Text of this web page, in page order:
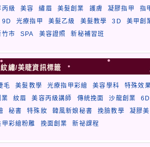
丙級 美容 繡眉 美髮創業 護膚 凝膠指甲
指
9D 光療指甲 美髮乙級 美髮教學 3D
美甲創
竹市 SPA 美容證照 新秘補習班
繡/美睫資訊標籤
毛 美髮教學 光療指甲彩繪 美容學科
特殊效
紋眉 美容丙級講師 傳統挽面 沙龍創業
秘書 特殊妝 韓風新娘秘書 挽臉教學
凝膠
甲彩繪粉雕 挽面創業 新祕課程